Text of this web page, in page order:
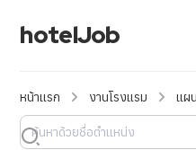
hotelJob
หน้าแรก งานโรงแรม แผ